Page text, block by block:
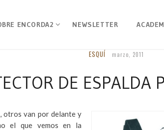
ENCORDA2 NEWSLETTER
ESQUÍ marzo, 2011
DE ESPALDA
otros van por delante y
el que vemos en la